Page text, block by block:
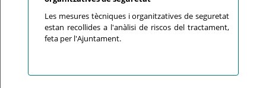
Les mesures tècniques i organitzatives de seguretat
estan recollides a l'anàlisi de riscos del tractament,
feta per l'Ajuntament.